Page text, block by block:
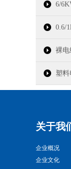
6/
0.6/
裸电
塑
关于我
企业概况
企业文化